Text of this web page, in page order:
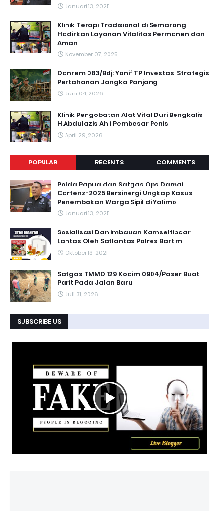
Januari 13, 2025
Klinik Terapi Tradisional di Semarang
Hadirkan Layanan Vitalitas Permanen dan
Aman
November 07, 2025
Danrem 083/Bdj: Yonif TP Investasi Strategis
Pertahanan Jangka Panjang
Juni 04, 2026
Klinik Pengobatan Alat Vital Duri Bengkalis
H.Abdulazis Ahli Pembesar Penis
April 29, 2026
POPULAR RECENTS COMMENTS
Polda Papua dan Satgas Ops Damai
Cartenz-2025 Bersinergi Ungkap Kasus
Penembakan Warga Sipil di Yalimo
Januari 13, 2025
Sosialisasi Dan imbauan Kamseltibcar
Lantas Oleh Satlantas Polres Bartim
Oktober 13, 2021
Satgas TMMD 129 Kodim 0904/Paser Buat
Parit Pada Jalan Baru
Juli 31, 2026
SUBSCRIBE US